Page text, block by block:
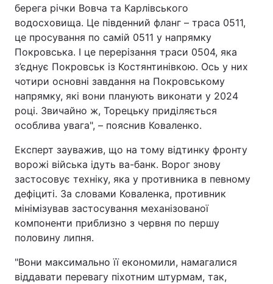
берега річки Вовча та Карлівського
водосховища. Це південний фланг – траса 0511,
це просування по самій 0511 у напрямку
Покровська. І це перерізання траси 0504, яка
з’єднує Покровськ із Костянтинівкою. Ось у них
чотири основні завдання на Покровському
напрямку, які вони планують виконати у 2024
році. Звичайно ж, Торецьку приділяється
особлива увага", – пояснив Коваленко.
Експерт зауважив, що на тому відтинку фронту
ворожі війська ідуть ва-банк. Ворог знову
застосовує техніку, яка у противника в певному
дефіциті. За словами Коваленка, противник
мінімізував застосування механізованої
компоненти приблизно з червня по першу
половину липня.
"Вони максимально її економили, намагалися
віддавати перевагу піхотним штурмам, так,